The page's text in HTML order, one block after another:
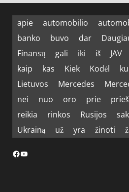
apie automobilio
banko
buvo dar
Finansų
gali iki iš JAV
kaip
kas Kiek Kodėl
Lietuvos
Mercedes
nei
nuo oro prie prieš
reikia
rinkos Rusijos
Ukrainą
už yra žinoti
Facebook
YouTube